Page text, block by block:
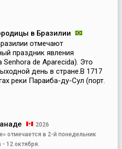
в Бразилии
отмечают
праздник явления
de Aparecida). Это
день в стране.В 1717
реки Параиба-ду-Сул (порт.
2026
отмечается в 2-й понедельник
- 12 октября.